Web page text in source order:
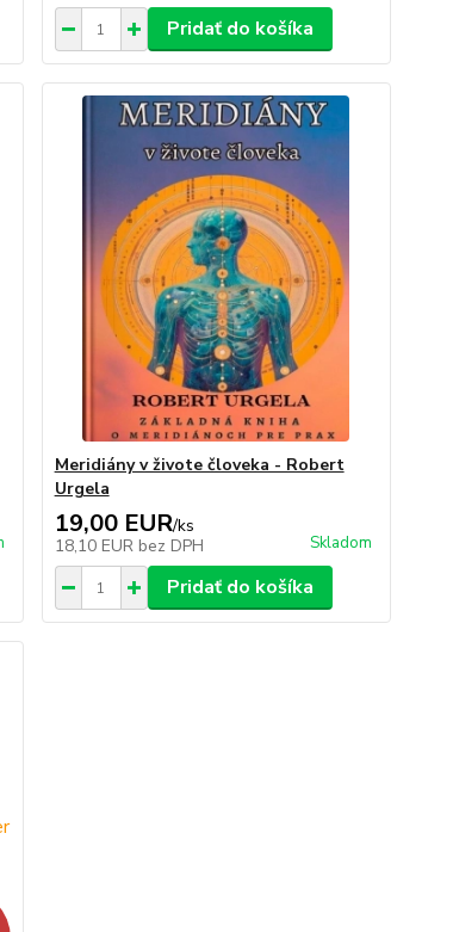
Pridať do košíka
Meridiány v živote človeka - Robert
Urgela
19,00 EUR/ks
18,10 EUR bez DPH Skladom
Pridať do košíka